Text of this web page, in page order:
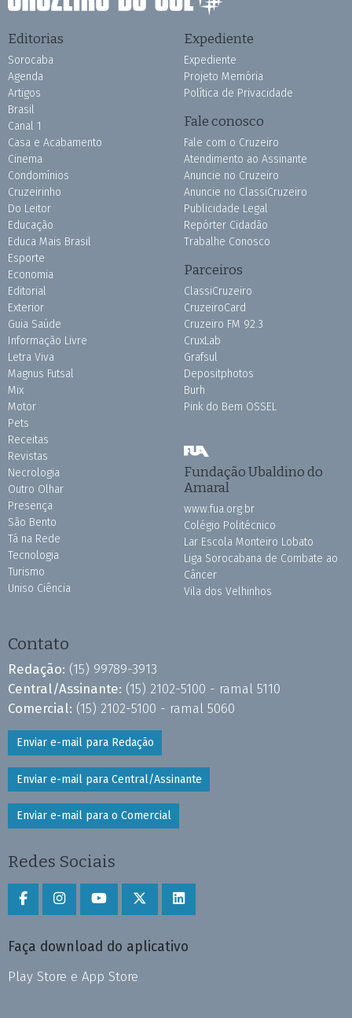
Editorias
Sorocaba
Agenda
Artigos
Brasil
Canal 1
Casa e Acabamento
Cinema
Condomínios
Cruzeirinho
Do Leitor
Educação
Educa Mais Brasil
Esporte
Economia
Editorial
Exterior
Guia Saúde
Informação Livre
Letra Viva
Magnus Futsal
Mix
Motor
Pets
Receitas
Revistas
Necrologia
Outro Olhar
Presença
São Bento
Tá na Rede
Tecnologia
Turismo
Uniso Ciência
Expediente
Expediente
Projeto Memória
Política de Privacidade
Fale conosco
Fale com o Cruzeiro
Atendimento ao Assinante
Anuncie no Cruzeiro
Anuncie no ClassiCruzeiro
Publicidade Legal
Repórter Cidadão
Trabalhe Conosco
Parceiros
ClassiCruzeiro
CruzeiroCard
Cruzeiro FM 92.3
CruxLab
Grafsul
Depositphotos
Burh
Pink do Bem OSSEL
Fundação Ubaldino do
Amaral
www.fua.org.br
Colégio Politécnico
Lar Escola Monteiro Lobato
Liga Sorocabana de Combate ao
Câncer
Vila dos Velhinhos
Contato
Redação: (15) 99789-3913
Central/Assinante: (15) 2102-5100 - ramal 5110
Comercial: (15) 2102-5100 - ramal 5060
Enviar e-mail para Redação
Enviar e-mail para Central/Assinante
Enviar e-mail para o Comercial
Redes Sociais
Faça download do aplicativo
Play Store e App Store